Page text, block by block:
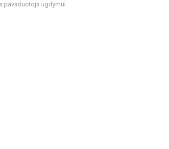
pavaduotoja ugdymui